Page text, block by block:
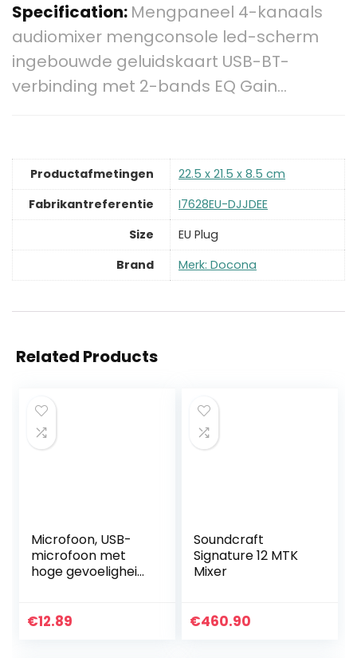
Specification: Mengpaneel 4-kanaals
audiomixer mengconsole led-scherm
ingebouwde geluidskaart USB-BT-
verbinding met 2-bands EQ Gain…
Productafmetingen
‎22.5 x 21.5 x 8.5 cm
Fabrikantreferentie
‎I7628EU-DJJDEE
Size
‎EU Plug
Brand
Merk: Docona
Related Products
Microfoon, USB-
microfoon met
hoge gevoeligheid
€12.89
Soundcraft
Signature 12 MTK
Mixer
€460.90